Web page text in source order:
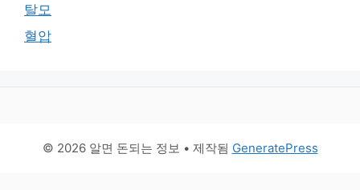
탈모
혈압
© 2026 알면 돈되는 정보 • 제작됨 GeneratePress